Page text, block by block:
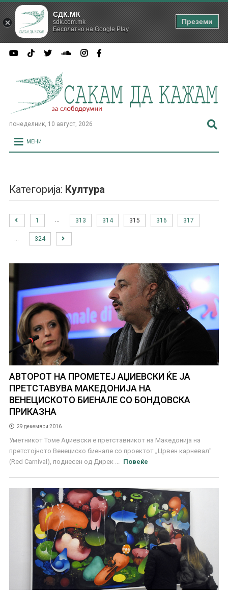
понеделник, 10 август, 2026
МЕНИ
Категорија: Култура
1 313 314 315 316 317
324
АВТОРОТ НА ПРОМЕТЕЈ АЏИЕВСКИ ЌЕ ЈА
ПРЕТСТАВУВА МАКЕДОНИЈА НА
ВЕНЕЦИСКОТО БИЕНАЛЕ СО БОНДОВСКА
ПРИКАЗНА
29 декември 2016
Уметникот Томе Аџиевски е претставникот на Македонија на
претстојното Венециско биенале со проектот „Црвен карневал"
(Red Carnival), поднесен од Дирек ...
Повеќе
СДК.МК
sdk.com.mk
Бесплатно на Google Play
Преземи